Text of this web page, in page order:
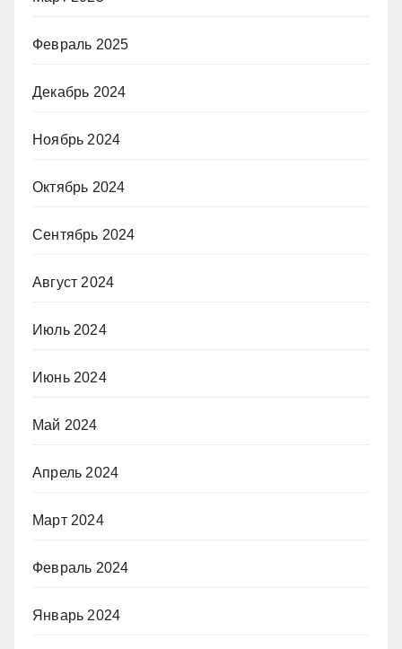
Февраль 2025
Декабрь 2024
Ноябрь 2024
Октябрь 2024
Сентябрь 2024
Август 2024
Июль 2024
Июнь 2024
Май 2024
Апрель 2024
Март 2024
Февраль 2024
Январь 2024